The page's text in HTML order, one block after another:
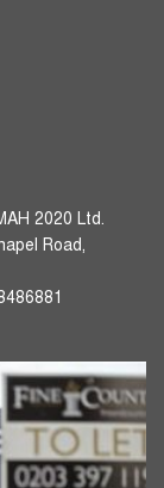
2020 Ltd.
Road,